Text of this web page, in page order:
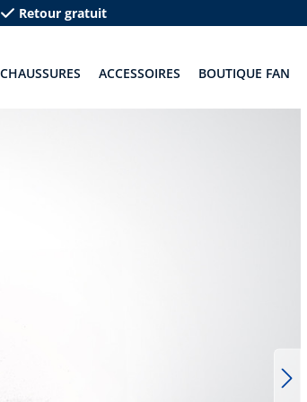
Retour gratuit
CHAUSSURES ACCESSOIRES BOUTIQUE FAN